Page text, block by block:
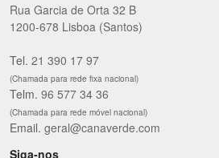
Rua Garcia de Orta 32 B
1200-678 Lisboa (Santos)
Tel.21 390 17 97
(Chamada para rede fixa nacional)
Telm.96 577 34 36
(Chamada para rede móvel nacional)
Email.geral@canaverde.com
Siga-nos